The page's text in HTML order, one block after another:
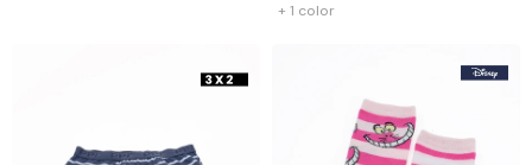
+ 1 color